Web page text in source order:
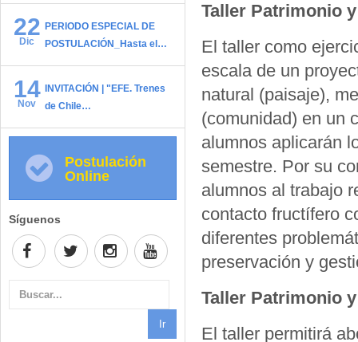
22
Dic
PERIODO ESPECIAL DE
POSTULACIÓN_Hasta el…
14
Nov
INVITACIÓN | "EFE. Trenes
de Chile…
Postulación
Online
Síguenos
Taller Patrimonio
El taller como
escala de un
natural (paisaje),
(comunidad) en un
alumnos aplicarán
semestre. Por su
alumnos al trabajo
contacto fructífero
diferentes
preservación y
Taller Patrimonio
El taller permitirá